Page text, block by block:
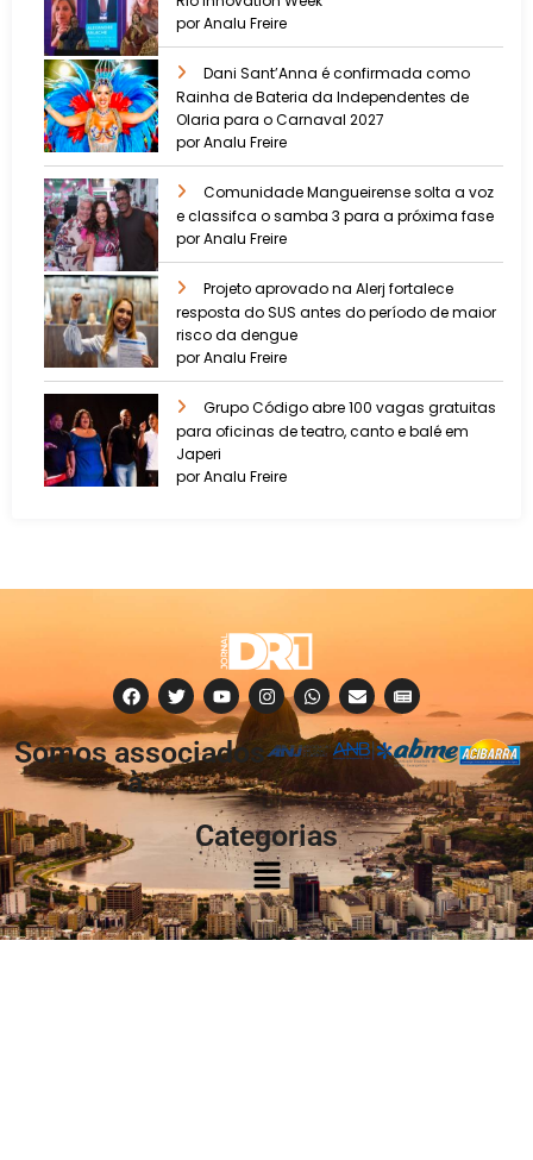
por Analu Freire
Dani Sant’Anna é confirmada como
Rainha de Bateria da Independentes de
Olaria para o Carnaval 2027
por Analu Freire
Comunidade Mangueirense solta a voz
e classifca o samba 3 para a próxima fase
por Analu Freire
Projeto aprovado na Alerj fortalece
resposta do SUS antes do período de maior
risco da dengue
por Analu Freire
Grupo Código abre 100 vagas gratuitas
para oficinas de teatro, canto e balé em
Japeri
por Analu Freire
Somos associados
à:
Categorias